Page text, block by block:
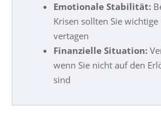
Emotionale Stabilität:
Krisen sollten Sie wichtige
vertagen
Finanzielle Situation:
wenn Sie nicht auf den
sind